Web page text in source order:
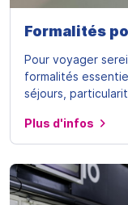
Formalités
Pour voyager
formalités
séjours,
Plus d'infos